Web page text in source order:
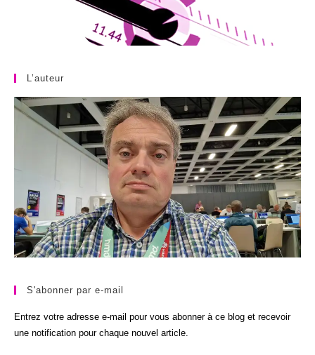
L’auteur
S'abonner par e-mail
Entrez votre adresse e-mail pour vous abonner à ce blog et recevoir
une notification pour chaque nouvel article.